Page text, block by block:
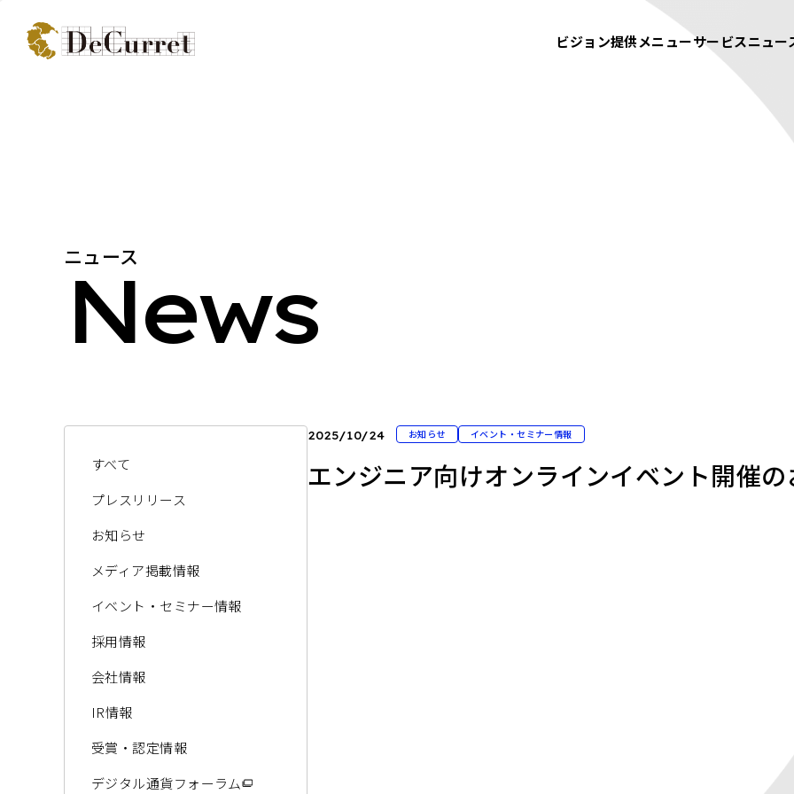
ビジョン提供メニューサービスニュー
ニュース
News
すべて
プレスリリース
お知らせ
メディア掲載情報
イベント・セミナー情報
採用情報
会社情報
IR情報
受賞・認定情報
デジタル通貨フォーラム
2025/10/24 お知らせ イベント・セミナー情報
エンジニア向けオンラインイベント開催